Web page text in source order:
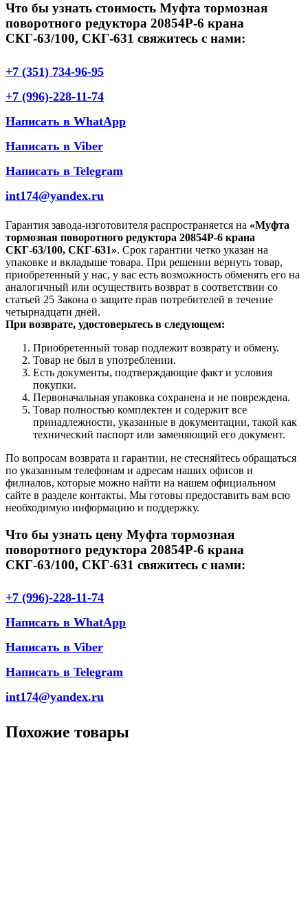
Что бы узнать стоимость Муфта тормозная
поворотного редуктора 20854Р-6 крана
СКГ-63/100, СКГ-631 свяжитесь с нами:
+7 (351) 734-96-95
+7 (996)-228-11-74
Написать в WhatApp
Написать в Viber
Написать в Telegram
int174@yandex.ru
Гарантия завода-изготовителя распространяется на «Муфта
тормозная поворотного редуктора 20854Р-6 крана
СКГ-63/100, СКГ-631». Срок гарантии четко указан на
упаковке и вкладыше товара. При решении вернуть товар,
приобретенный у нас, у вас есть возможность обменять его на
аналогичный или осуществить возврат в соответствии со
статьей 25 Закона о защите прав потребителей в течение
четырнадцати дней.
При возврате, удостоверьтесь в следующем:
Приобретенный товар подлежит возврату и обмену.
Товар не был в употреблении.
Есть документы, подтверждающие факт и условия
покупки.
Первоначальная упаковка сохранена и не повреждена.
Товар полностью комплектен и содержит все
принадлежности, указанные в документации, такой как
технический паспорт или заменяющий его документ.
По вопросам возврата и гарантии, не стесняйтесь обращаться
по указанным телефонам и адресам наших офисов и
филиалов, которые можно найти на нашем официальном
сайте в разделе контакты. Мы готовы предоставить вам всю
необходимую информацию и поддержку.
Что бы узнать цену Муфта тормозная
поворотного редуктора 20854Р-6 крана
СКГ-63/100, СКГ-631 свяжитесь с нами:
+7 (996)-228-11-74
Написать в WhatApp
Написать в Viber
Написать в Telegram
int174@yandex.ru
Похожие товары